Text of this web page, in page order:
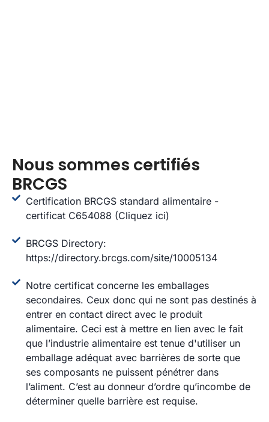
Nous sommes certifiés
BRCGS
Certification BRCGS standard alimentaire -
certificat C654088 (Cliquez ici)
BRCGS Directory:
https://directory.brcgs.com/site/10005134
Notre certificat concerne les emballages
secondaires. Ceux donc qui ne sont pas destinés à
entrer en contact direct avec le produit
alimentaire. Ceci est à mettre en lien avec le fait
que l’industrie alimentaire est tenue d'utiliser un
emballage adéquat avec barrières de sorte que
ses composants ne puissent pénétrer dans
l’aliment. C’est au donneur d’ordre qu’incombe de
déterminer quelle barrière est requise.